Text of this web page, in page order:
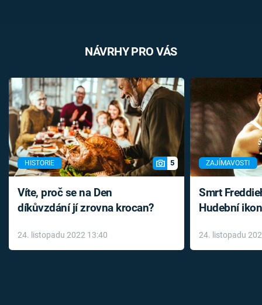
NÁVRHY PRO VÁS
HISTORIE 5
Víte, proč se na Den
díkůvzdání jí zrovna krocan?
24. listopadu 2022 13:40
ZAJÍMAVOSTI
Smrt
Hudební
léky
24. listopadu